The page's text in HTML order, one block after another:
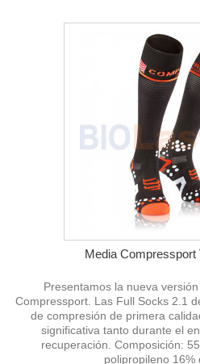
Media Compressport
Presentamos la nueva
Compressport. Las Full Socks 2.1
de compresión de primera
significativa tanto durante el
recuperación. Composición:
polipropileno 16%